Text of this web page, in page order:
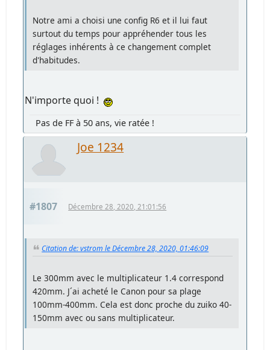
Notre ami a choisi une config R6 et il lui faut
surtout du temps pour appréhender tous les
réglages inhérents à ce changement complet
d'habitudes.
N'importe quoi !
Pas de FF à 50 ans, vie ratée !
Joe 1234
#1807 Décembre 28, 2020, 21:01:56
Citation de: vstrom le Décembre 28, 2020, 01:46:09
Le 300mm avec le multiplicateur 1.4 correspond
420mm. J´ai acheté le Canon pour sa plage
100mm-400mm. Cela est donc proche du zuiko 40-
150mm avec ou sans multiplicateur.